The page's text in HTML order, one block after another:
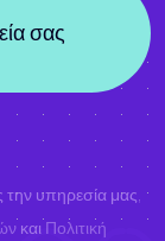
σας
υπηρεσία μας,
και Πολιτική